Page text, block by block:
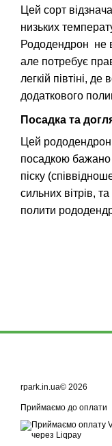
Цей сорт
низьких
Рододендрон не
але потребує
легкій півтіні,
додаткового
Посадка та
Цей
посадкою бажано
піску
сильних вітрів,
полити
rpark.in.ua© 2026
Приймаємо до оплати